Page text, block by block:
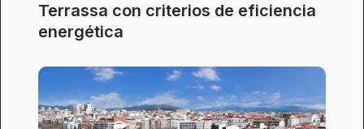
Terrassa con criterios de eficiencia
energética